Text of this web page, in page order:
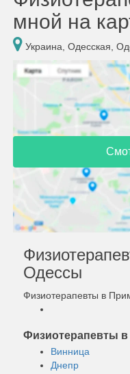
мной на
Украина, Одесская,
Одессы
Физиотерапевты в
Физиотерапевты в
Винница
Днепр